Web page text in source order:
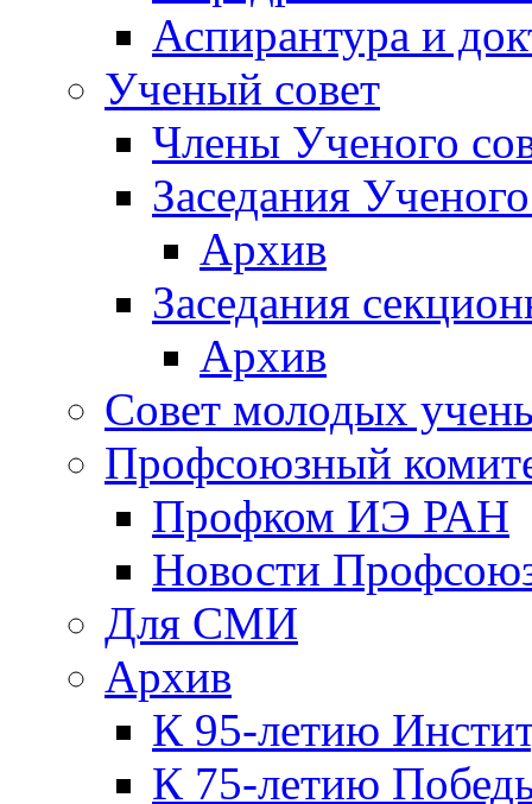
Аспирантура и
Ученый совет
Члены Ученого
Заседания
Архив
Заседания
Архив
Совет молодых
Профсоюзный
Профком ИЭ РАН
Новости
Для СМИ
Архив
К 95-летию
К 75-летию